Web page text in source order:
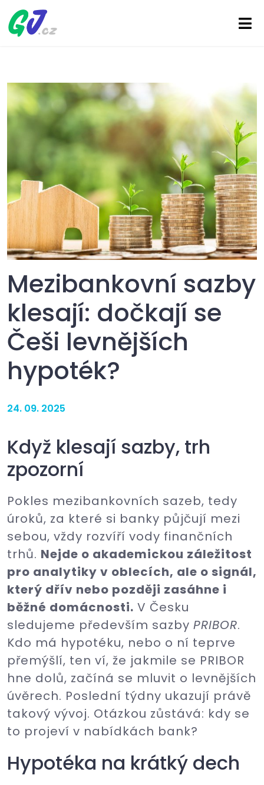
Mezibankovní sazby
klesají: dočkají se
Češi levnějších
hypoték?
24. 09. 2025
Když klesají sazby, trh
zpozorní
Pokles mezibankovních sazeb, tedy
úroků, za které si banky půjčují mezi
sebou, vždy rozvíří vody finančních
trhů. Nejde o akademickou záležitost
pro analytiky v oblecích, ale o signál,
který dřív nebo později zasáhne i
běžné domácnosti. V Česku
sledujeme především sazby PRIBOR.
Kdo má hypotéku, nebo o ní teprve
přemýšlí, ten ví, že jakmile se PRIBOR
hne dolů, začíná se mluvit o levnějších
úvěrech. Poslední týdny ukazují právě
takový vývoj. Otázkou zůstává: kdy se
to projeví v nabídkách bank?
Hypotéka na krátký dech